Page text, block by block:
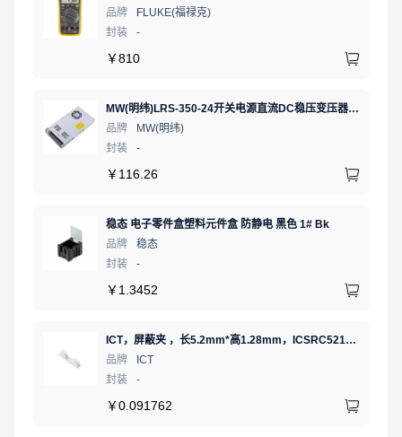
品牌
FLUKE(福禄克)
封装
-
￥810
MW(明纬)LRS-350-24开关电源直流DC稳压变压器监控24V 14.6A
品牌
MW(明纬)
封装
-
￥ 116.26
稳态 电子零件盒塑料元件盒 防静电 黑色 1# Bk
品牌
稳态
封装
-
￥ 1.3452
ICT，屏蔽夹 ，长5.2mm*高1.28mm，ICSRC52128SFR
品牌
ICT
封装
-
￥0.091762